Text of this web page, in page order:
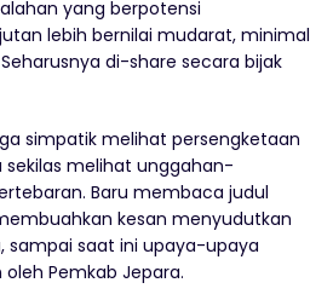
yang berpotensi
lebih bernilai mudarat, minimal
di-share secara bijak
simpatik melihat persengketaan
sekilas melihat unggahan-
Baru membaca judul
kesan menyudutkan
sampai saat ini upaya-upaya
Pemkab Jepara.